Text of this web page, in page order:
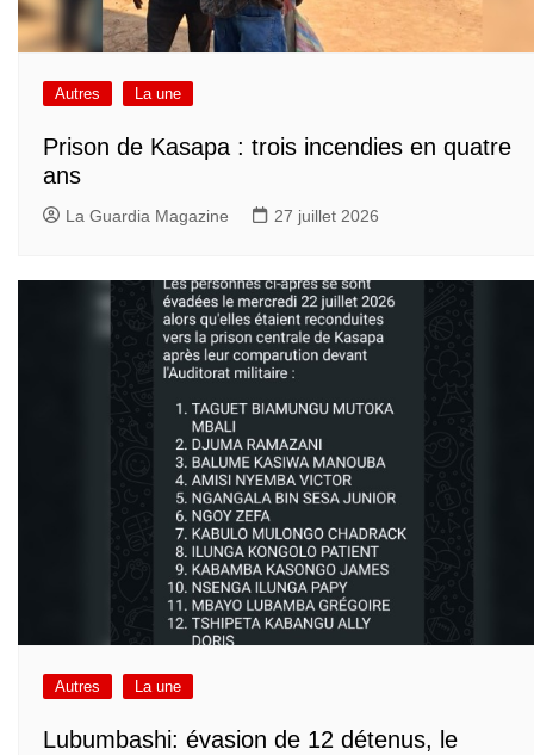
Autres La une
Prison de Kasapa : trois incendies en quatre
ans
La Guardia Magazine 27 juillet 2026
Autres La une
Lubumbashi: évasion de 12 détenus, le